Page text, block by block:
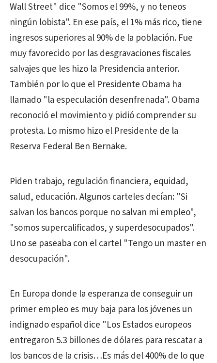
Wall Street" dice "Somos el 99%, y no teneos
ningún lobista". En ese país, el 1% más rico, tiene
ingresos superiores al 90% de la población. Fue
muy favorecido por las desgravaciones fiscales
salvajes que les hizo la Presidencia anterior.
También por lo que el Presidente Obama ha
llamado "la especulación desenfrenada". Obama
reconoció el movimiento y pidió comprender su
protesta. Lo mismo hizo el Presidente de la
Reserva Federal Ben Bernake.
Piden trabajo, regulación financiera, equidad,
salud, educación. Algunos carteles decían: "Si
salvan los bancos porque no salvan mi empleo",
"somos supercalificados, y superdesocupados".
Uno se paseaba con el cartel "Tengo un master en
desocupación".
En Europa donde la esperanza de conseguir un
primer empleo es muy baja para los jóvenes un
indignado español dice "Los Estados europeos
entregaron 5.3 billones de dólares para rescatar a
los bancos de la crisis…Es más del 400% de lo que